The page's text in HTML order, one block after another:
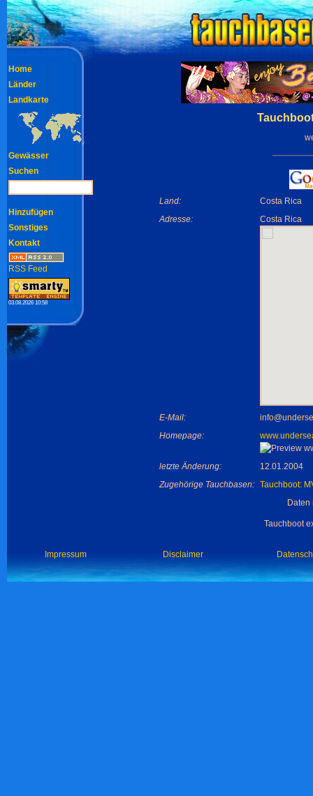
Land:
Costa Rica
Adresse:
Costa Rica
E-Mail:
Homepage:
letzte Änderung:
12.01.2004
Zugehörige Tauchbasen:
Tauchboot:
Tauchboot
Home
Länder
Landkarte
Gewässer
Suchen
Hinzufügen
Sonstiges
Kontakt
RSS Feed
03.08.2026 10:58
Impressum Disclaimer